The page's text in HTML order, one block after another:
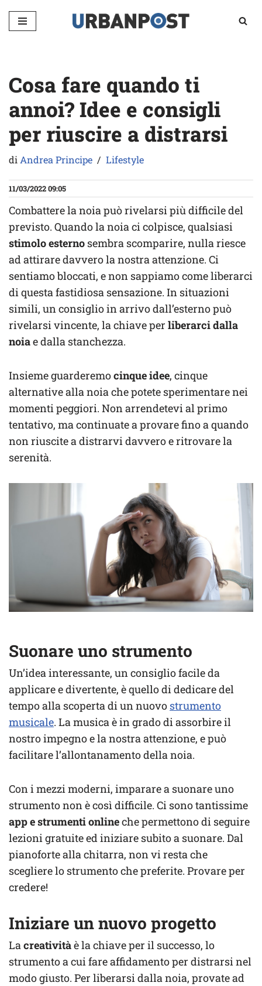
Vai
Cosa fare quando ti
annoi? Idee e consigli
per riuscire a distrarsi
diAndrea Principe Lifestyle
11/03/2022 09:05
Combattere la noia può rivelarsi più difficile del
previsto. Quando la noia ci colpisce, qualsiasi
stimolo esterno sembra scomparire, nulla riesce
ad attirare davvero la nostra attenzione. Ci
sentiamo bloccati, e non sappiamo come liberarci
di questa fastidiosa sensazione. In situazioni
simili, un consiglio in arrivo dall’esterno può
rivelarsi vincente, la chiave per liberarci dalla
noiae dalla stanchezza.
Insieme guarderemocinque idee, cinque
alternative alla noia che potete sperimentare nei
momenti peggiori. Non arrendetevi al primo
tentativo, ma continuate a provare fino a quando
non riuscite a distrarvi davvero e ritrovare la
serenità.
Suonare uno strumento
Un’idea interessante, un consiglio facile da
applicare e divertente, è quello di dedicare del
tempo alla scoperta di un nuovo strumento
musicale. La musica è in grado di assorbire il
nostro impegno e la nostra attenzione, e può
facilitare l’allontanamento della noia.
Con i mezzi moderni, imparare a suonare uno
strumento non è così difficile. Ci sono tantissime
app e strumenti onlineche permettono di seguire
lezioni gratuite ed iniziare subito a suonare. Dal
pianoforte alla chitarra, non vi resta che
scegliere lo strumento che preferite. Provare per
credere!
Iniziare un nuovo progetto
Lacreativitàè la chiave per il successo, lo
strumento a cui fare affidamento per distrarsi nel
modo giusto. Per liberarsi dalla noia, provate ad